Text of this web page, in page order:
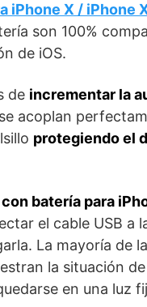
iPhone X / iPhone
son 100%
de iOS.
de incrementar la
acoplan
protegiendo el
batería para
el cable USB
La mayoría de
la situación
en una luz